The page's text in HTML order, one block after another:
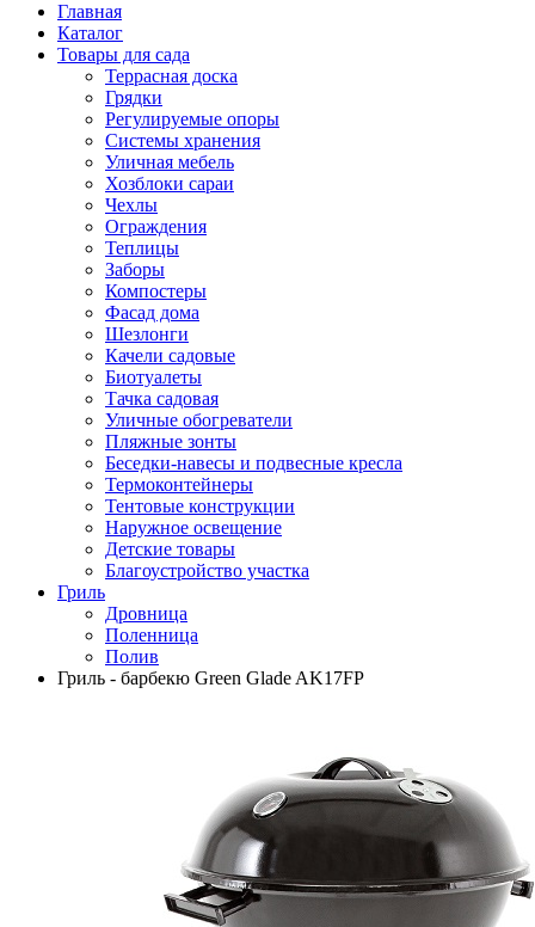
Главная
Каталог
Товары для сада
Террасная доска
Грядки
Регулируемые опоры
Системы хранения
Уличная мебель
Хозблоки сараи
Чехлы
Ограждения
Теплицы
Заборы
Компостеры
Фасад дома
Шезлонги
Качели садовые
Биотуалеты
Тачка садовая
Уличные обогреватели
Пляжные зонты
Беседки-навесы и подвесные кресла
Термоконтейнеры
Тентовые конструкции
Наружное освещение
Детские товары
Благоустройство участка
Гриль
Дровница
Поленница
Полив
Гриль - барбекю Green Glade AK17FP